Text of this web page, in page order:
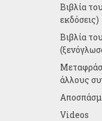
Βιβλία
εκδόσεις)
Βιβλία
άλλους
Videos